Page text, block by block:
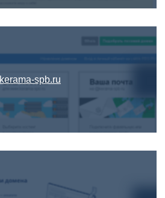
kerama-spb.ru